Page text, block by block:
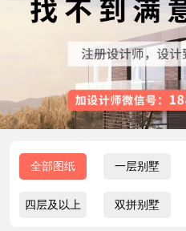
全部图纸 一层别墅
四层及以上 双拼别墅